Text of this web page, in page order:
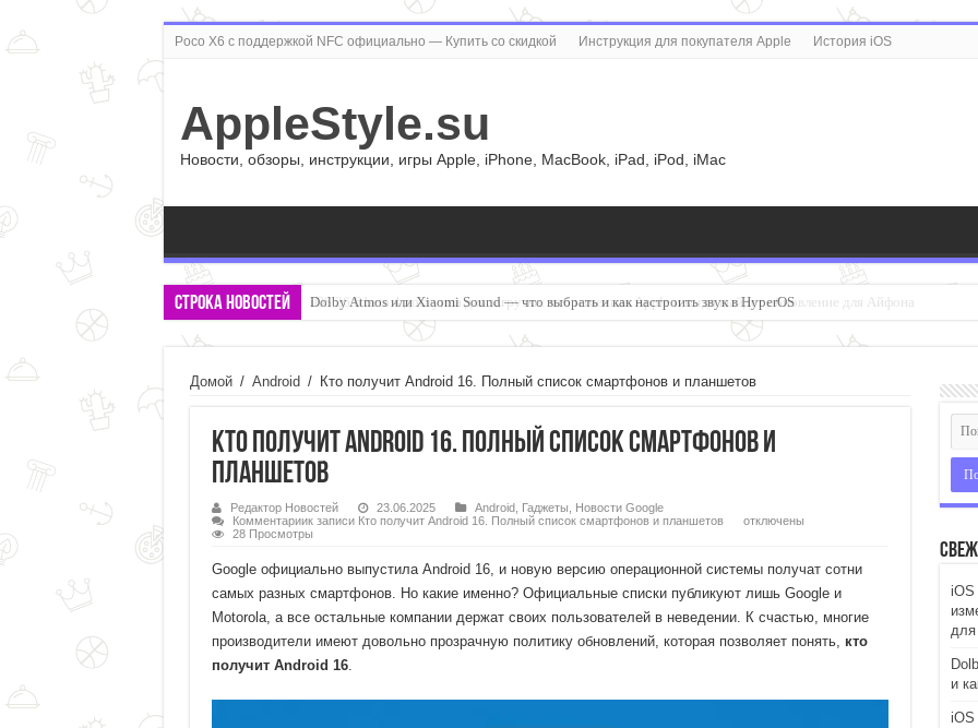
Poco X6 с поддержкой NFC официально — Купить со скидкой Инструкция для покупателя Apple История iOS
AppleStyle.su
Новости, обзоры, инструкции, игры Apple, iPhone, MacBook, iPad, iPod, iMac
Строка новостей Dolby Atmos или Xiaomi Sound — что выбрать и как настроить звук в HyperOS
Домой / Android / Кто получит Android 16. Полный список смартфонов и планшетов
Кто получит Android 16. Полный список смартфонов и
планшетов
Редактор Новостей 23.06.2025 Android, Гаджеты
Новости Google
Комментариик записи Кто получит Android 16. Полный список смартфонов и планшетов
отключены
28 Просмотры
Google официально выпустила Android 16, и новую версию операционной системы получат сотни
самых разных смартфонов. Но какие именно? Официальные списки публикуют лишь Google и
Motorola, а все остальные компании держат своих пользователей в неведении. К счастью, многие
производители имеют довольно прозрачную политику обновлений, которая позволяет понять, кто
получит Android 16.
iOS
и
iOS